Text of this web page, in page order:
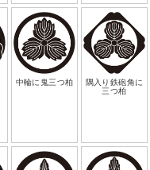
中輪に鬼三つ柏
隅入り鉄砲角に
三つ柏